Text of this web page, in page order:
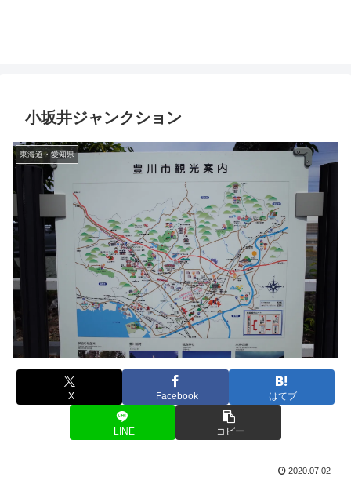
小坂井ジャンクション
東海道・愛知県
X Facebook はてブ
LINE コピー
2020.07.02